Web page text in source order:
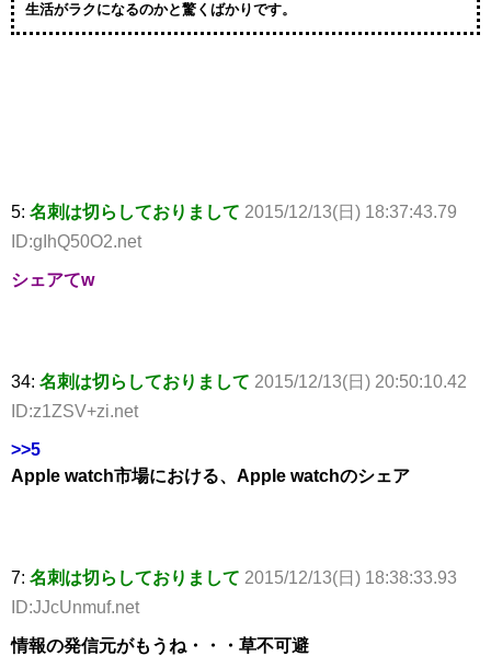
生活がラクになるのかと驚くばかりです。
5: 名刺は切らしておりまして 2015/12/13(日) 18:37:43.79
ID:gIhQ50O2.net
シェアてw
34: 名刺は切らしておりまして 2015/12/13(日) 20:50:10.42
ID:z1ZSV+zi.net
>>5
Apple watch市場における、Apple watchのシェア
7: 名刺は切らしておりまして 2015/12/13(日) 18:38:33.93
ID:JJcUnmuf.net
情報の発信元がもうね・・・草不可避